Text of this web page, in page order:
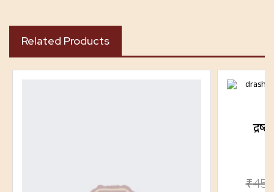
Related Products
₹